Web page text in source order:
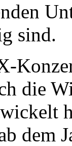
sind.
die
dem